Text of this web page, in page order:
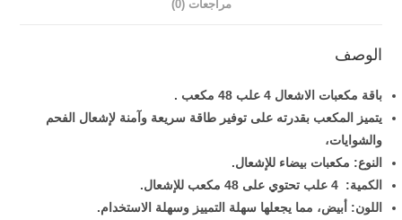
مراجعات (0)
الوصف
باقة مكعبات الاشعال 4 علب 48 مكعب .
يتميز المكعب بقدرته على توفير طاقة سريعة وآمنة لإشعال الفحم
والشوايات،
النوع: مكعبات بيضاء للإشعال.
الكمية: 4 علب تحتوي على 48 مكعب للإشعال.
اللون: أبيض، مما يجعلها سهلة التمييز وسهلة الاستخدام.